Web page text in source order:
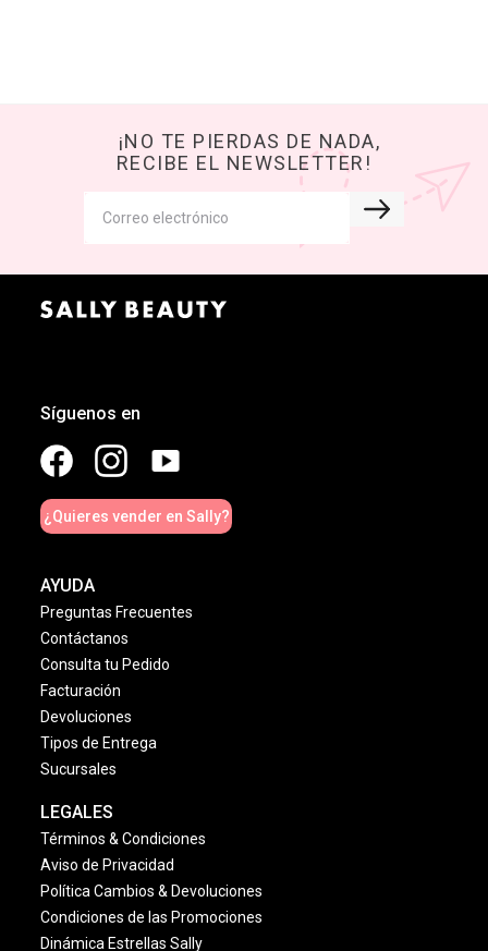
¡NO TE PIERDAS DE NADA,
RECIBE EL NEWSLETTER!
Síguenos en
¿Quieres vender en Sally?
AYUDA
Preguntas Frecuentes
Contáctanos
Consulta tu Pedido
Facturación
Devoluciones
Tipos de Entrega
Sucursales
LEGALES
Términos & Condiciones
Aviso de Privacidad
Política Cambios & Devoluciones
Condiciones de las Promociones
Dinámica Estrellas Sally